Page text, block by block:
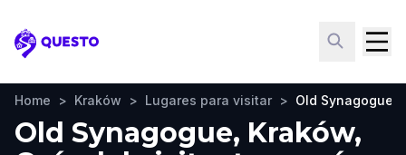
Questo
Home > Kraków > Lugares para visitar > Old Synagogue
Old Synagogue, Kraków,